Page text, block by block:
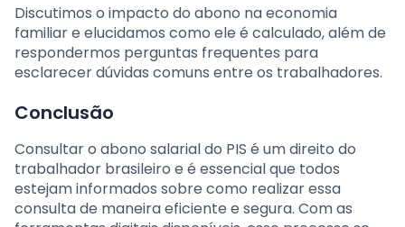
Discutimos o impacto do abono na economia
familiar e elucidamos como ele é calculado, além de
respondermos perguntas frequentes para
esclarecer dúvidas comuns entre os trabalhadores.
Conclusão
Consultar o abono salarial do PIS é um direito do
trabalhador brasileiro e é essencial que todos
estejam informados sobre como realizar essa
consulta de maneira eficiente e segura. Com as